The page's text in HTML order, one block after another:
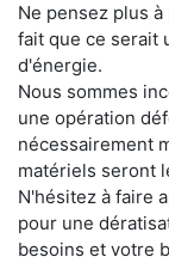
Ne pensez plus
fait que ce serait
d'énergie.
Nous sommes
une opération
nécessairement
matériels seront
N'hésitez à faire
pour une
besoins et votre